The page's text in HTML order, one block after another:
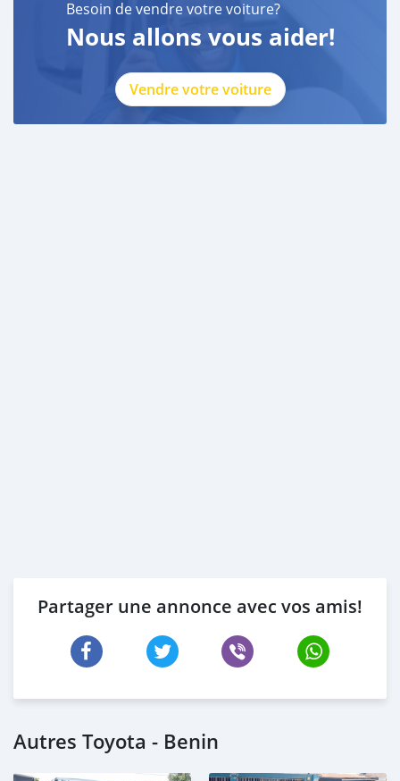
Besoin de vendre votre voiture?
Nous allons vous aider!
Vendre votre voiture
Partager une annonce avec vos amis!
Autres Toyota - Benin